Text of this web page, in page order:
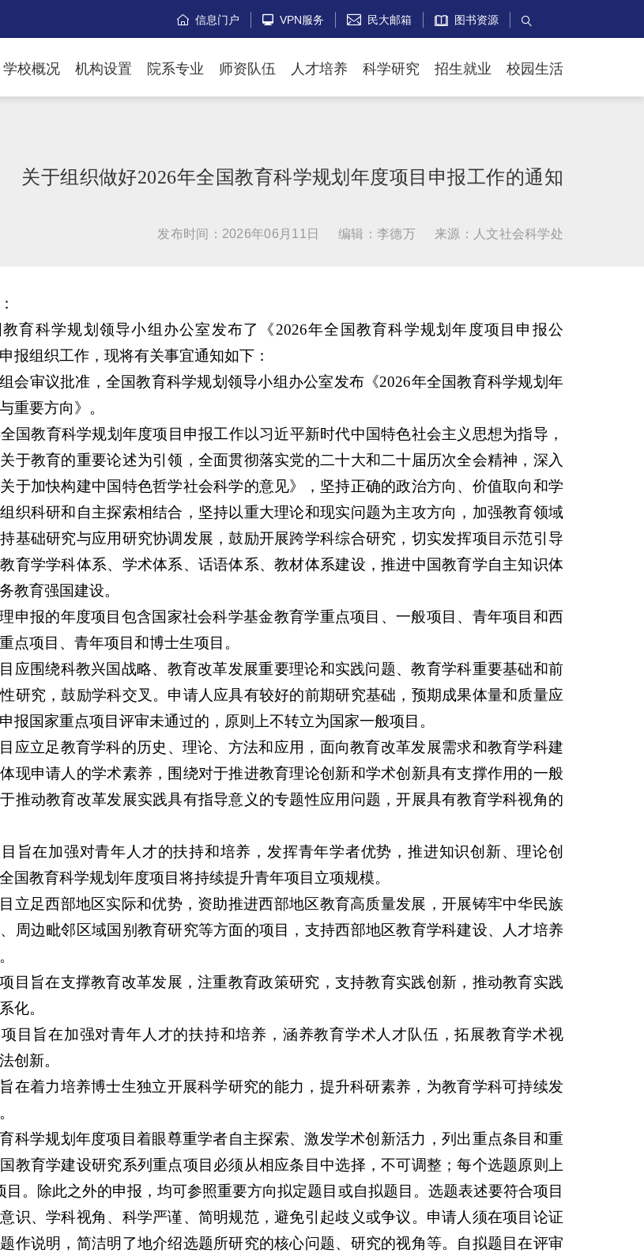
 信息门户  VPN服务  民大邮箱 图书资源 
学校概况 机构设置 院系专业 师资队伍 人才培养 科学研究 招生就业 校园生活
关于组织做好2026年全国教育科学规划年度项目申报工作的通知
发布时间：2026年06月11日 编辑：李德万 来源：人文社会科学处
育科学规划领导小组办公室发布了《2026年全国教育科学规划年度项目申报公
报组织工作，现将有关事宜通知如下：
会审议批准，全国教育科学规划领导小组办公室发布《2026年全国教育科学规划年
重要方向》。
国教育科学规划年度项目申报工作以习近平新时代中国特色社会主义思想为指导，
于教育的重要论述为引领，全面贯彻落实党的二十大和二十届历次全会精神，深入
于加快构建中国特色哲学社会科学的意见》，坚持正确的政治方向、价值取向和学
织科研和自主探索相结合，坚持以重大理论和现实问题为主攻方向，加强教育领域
基础研究与应用研究协调发展，鼓励开展跨学科综合研究，切实发挥项目示范引导
育学学科体系、学术体系、话语体系、教材体系建设，推进中国教育学自主知识体
教育强国建设。
申报的年度项目包含国家社会科学基金教育学重点项目、一般项目、青年项目和西
点项目、青年项目和博士生项目。
应围绕科教兴国战略、教育改革发展重要理论和实践问题、教育学科重要基础和前
研究，鼓励学科交叉。申请人应具有较好的前期研究基础，预期成果体量和质量应
报国家重点项目评审未通过的，原则上不转立为国家一般项目。
应立足教育学科的历史、理论、方法和应用，面向教育改革发展需求和教育学科建
现申请人的学术素养，围绕对于推进教育理论创新和学术创新具有支撑作用的一般
推动教育改革发展实践具有指导意义的专题性应用问题，开展具有教育学科视角的
旨在加强对青年人才的扶持和培养，发挥青年学者优势，推进知识创新、理论创
国教育科学规划年度项目将持续提升青年项目立项规模。
立足西部地区实际和优势，资助推进西部地区教育高质量发展，开展铸牢中华民族
周边毗邻区域国别教育研究等方面的项目，支持西部地区教育学科建设、人才培养
目旨在支撑教育改革发展，注重教育政策研究，支持教育实践创新，推动教育实践
化。
目旨在加强对青年人才的扶持和培养，涵养教育学术人才队伍，拓展教育学术视
创新。
在着力培养博士生独立开展科学研究的能力，提升科研素养，为教育学科可持续发
科学规划年度项目着眼尊重学者自主探索、激发学术创新活力，列出重点条目和重
教育学建设研究系列重点项目必须从相应条目中选择，不可调整；每个选题原则上
目。除此之外的申报，均可参照重要方向拟定题目或自拟题目。选题表述要符合项目
识、学科视角、科学严谨、简明规范，避免引起歧义或争议。申请人须在项目论证
作说明，简洁明了地介绍选题所研究的核心问题、研究的视角等。自拟题目在评审